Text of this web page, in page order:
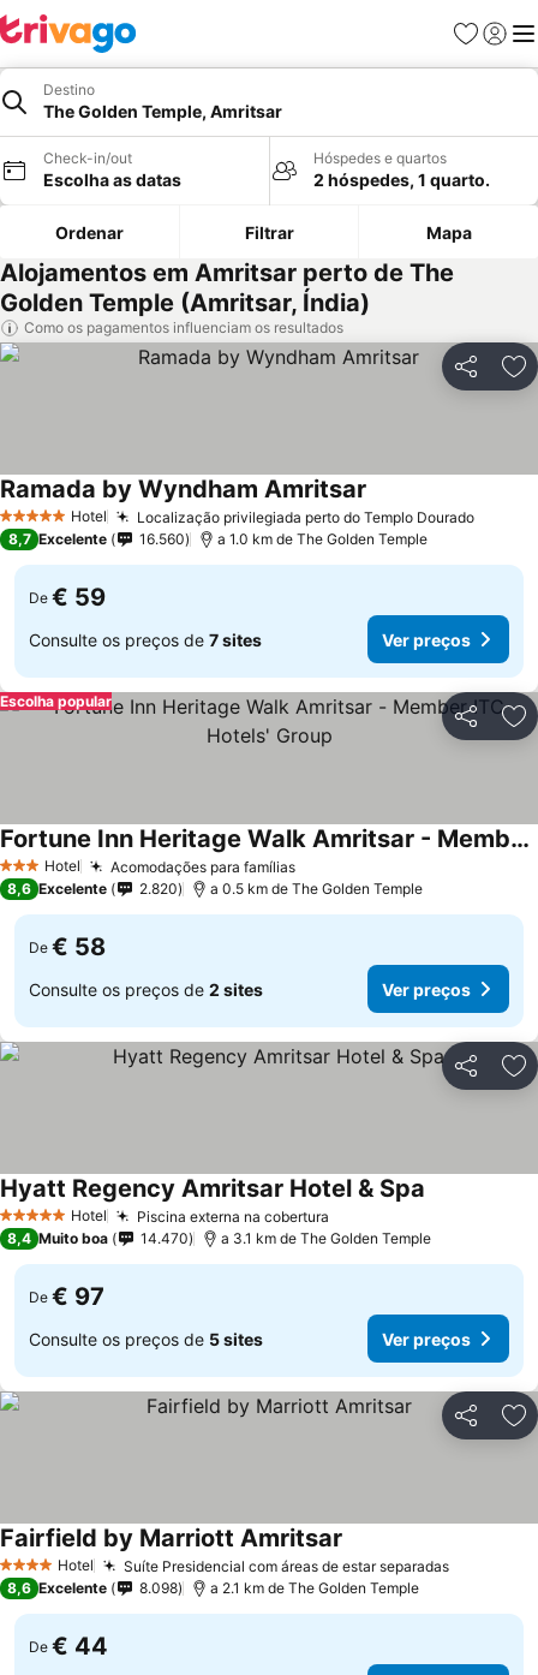
Favoritos
Iniciar
Destino
The Golden Temple, Amritsar
Check-in/out
Escolha as datas
Hóspedes e quartos
2 hóspedes, 1 quarto.
Ordenar Filtrar Mapa
Alojamentos em Amritsar perto de The
Golden Temple (Amritsar, Índia)
Como os pagamentos influenciam os resultados
Partilhar
5 Estrelas Hotel Localização privilegiada perto do Templo DouradoVer
Ramada by Wyndham Amritsar
8,7 Excelente 16.560 a 1.0 km de The Golden Temple
De € 59
Consulte os preços de 7 sites Ver preços
Partilhar
Escolha popular
3 EstrelasHotel Acomodações para famíliasVer preços
Fortune Inn Heritage Walk Amritsar - Member ITC Hotels' Group
Ver preços
8,6 Excelente 2.820 a 0.5 km de The Golden Temple
De € 58
Consulte os preços de 2 sites Ver preços
Partilhar
5 Estrelas Hotel Piscina externa na cobertura
Hyatt Regency Amritsar Hotel & Spa
8,4 Muito boa 14.470 a 3.1 km de The Golden Temple
De € 97
Consulte os preços de 5 sites Ver preços
Partilhar
4 EstrelasHotel Suíte Presidencial com áreas de estar separadasVer
Fairfield by Marriott Amritsar
8,6 Excelente 8.098 a 2.1 km de The Golden Temple
De € 44